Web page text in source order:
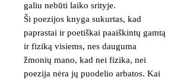
galiu nebūti laiko srityje.
Ši poezijos knyga sukurtas, kad
paprastai ir poetiškai paaiškintų gamtą
ir fiziką visiems, nes dauguma
žmonių mano, kad nei fizika, nei
poezija nėra jų puodelio arbatos. Kai